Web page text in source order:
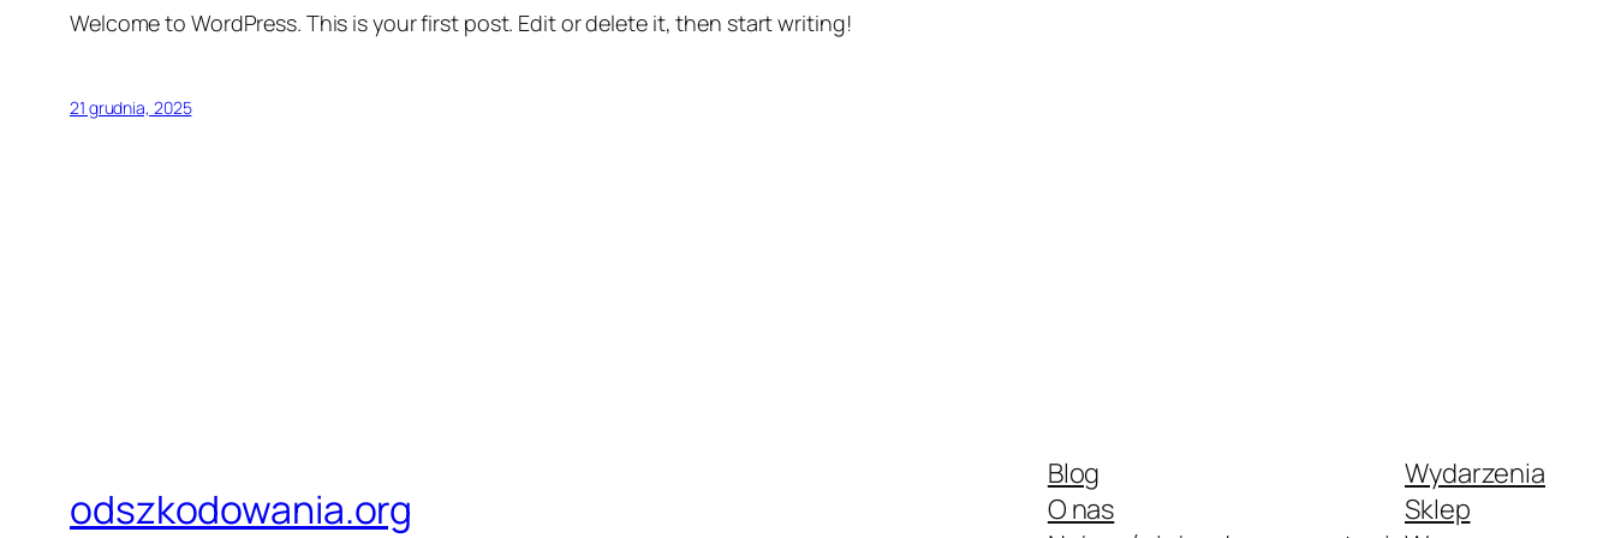
Welcome to WordPress. This is your first post. Edit or delete it, then start writing!
21 grudnia, 2025
odszkodowania.org
Blog
O nas
Wydarzenia
Sklep